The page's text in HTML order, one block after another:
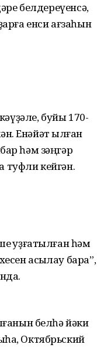
белдереүенсә,
енси ағзаһын
буйы 170-
Енәйәт ҡылған
һәм зәңгәр
туфли кейгән.
ҡуҙғатылған һәм
асыҡлау бара”,
белһә йәки
Октябрьский